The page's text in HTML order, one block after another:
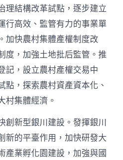
理結構改革試點，逐步建立
行高效、監管有力的事業單
加快農村集體產權制度改
度，加強土地批后監管。推
記，設立農村產權交易中
點，探索農村資產資本化、
村集體經濟。
創新型銀川建設。發揮銀川
新的平臺作用，加快研發大
產業孵化園建設，加強與國